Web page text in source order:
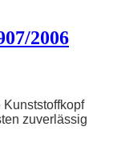
2006
zuverlässig